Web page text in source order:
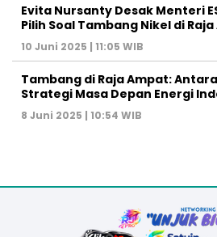
Evita Nursanty Desak Menteri
Pilih Soal Tambang Nikel di
10 Juni 2025 | 11:05 WIB
Tambang di Raja Ampat:
Strategi Masa Depan Energi
8 Juni 2025 | 10:54 WIB